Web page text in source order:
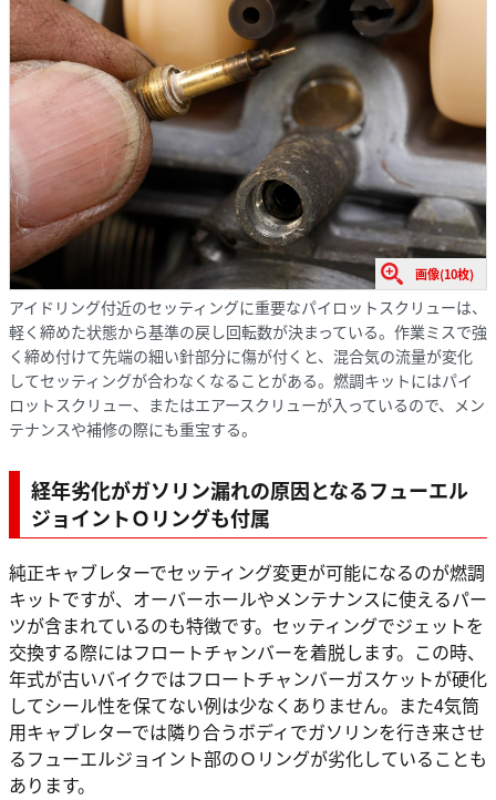
画像(10枚)
アイドリング付近のセッティングに重要なパイロットスクリューは、
軽く締めた状態から基準の戻し回転数が決まっている。作業ミスで強
く締め付けて先端の細い針部分に傷が付くと、混合気の流量が変化
してセッティングが合わなくなることがある。燃調キットにはパイ
ロットスクリュー、またはエアースクリューが入っているので、メン
テナンスや補修の際にも重宝する。
経年劣化がガソリン漏れの原因となるフューエル
ジョイントＯリングも付属
純正キャブレターでセッティング変更が可能になるのが燃調
キットですが、オーバーホールやメンテナンスに使えるパー
ツが含まれているのも特徴です。セッティングでジェットを
交換する際にはフロートチャンバーを着脱します。この時、
年式が古いバイクではフロートチャンバーガスケットが硬化
してシール性を保てない例は少なくありません。また4気筒
用キャブレターでは隣り合うボディでガソリンを行き来させ
るフューエルジョイント部のＯリングが劣化していることも
あります。